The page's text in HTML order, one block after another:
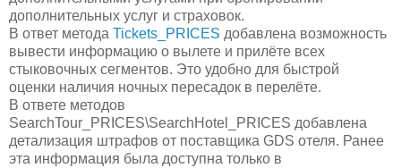
дополнительных услуг и страховок.
В ответ метода Tickets_PRICES добавлена возможность
вывести информацию о вылете и прилёте всех
стыковочных сегментов. Это удобно для быстрой
оценки наличия ночных пересадок в перелёте.
В ответе методов
SearchTour_PRICES\SearchHotel_PRICES добавлена
детализация штрафов от поставщика GDS отеля. Ранее
эта информация была доступна только в